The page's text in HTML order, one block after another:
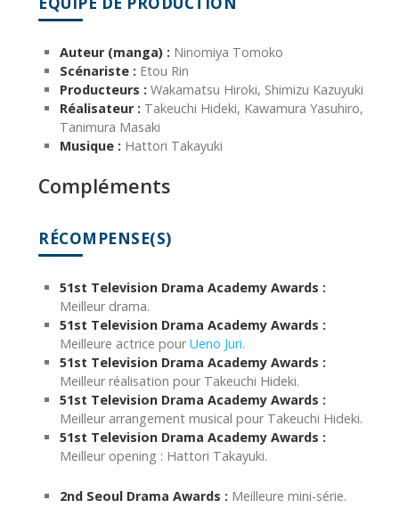
Auteur (manga) : Ninomiya Tomoko
Scénariste : Etou Rin
Producteurs : Wakamatsu Hiroki, Shimizu Kazuyuki
Réalisateur : Takeuchi Hideki, Kawamura Yasuhiro,
Tanimura Masaki
Musique : Hattori Takayuki
Compléments
RÉCOMPENSE(S)
51st Television Drama Academy Awards :
Meilleur drama.
51st Television Drama Academy Awards :
Meilleure actrice pourUeno Juri.
51st Television Drama Academy Awards :
Meilleur réalisation pour Takeuchi Hideki.
51st Television Drama Academy Awards :
Meilleur arrangement musical pour Takeuchi Hideki.
51st Television Drama Academy Awards :
Meilleur opening : Hattori Takayuki.
2nd Seoul Drama Awards : Meilleure mini-série.